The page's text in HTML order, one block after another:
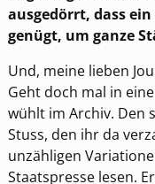
ausgedörrt, dass
genügt, um ganze
Und, meine lieben
Geht doch mal in
wühlt im Archiv. Den
Stuss, den ihr da
unzähligen
Staatspresse lesen.